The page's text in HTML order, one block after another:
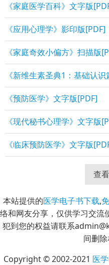
《家庭医学百科》文字版
《应用心理学》影印版[PDF]
《家庭奇效小偏方》扫描版
《新维生素圣典1：基础认
《预防医学》文字版[PDF]
《现代秘书心理学》文字版
《临床预防医学》文字版
查
本站提供的医学电子书下载,
络和网友分享，仅供学习交流
犯到您的权益请联系
间删
Copyright © 2002-2021 医